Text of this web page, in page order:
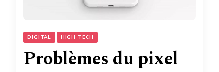
DIGITAL HIGH TECH
Problèmes du pixel